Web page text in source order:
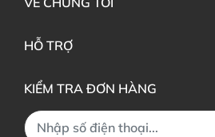
HỖ TRỢ
KIỂM TRA ĐƠN HÀNG